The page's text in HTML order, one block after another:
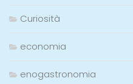
Curiosità
economia
enogastronomia